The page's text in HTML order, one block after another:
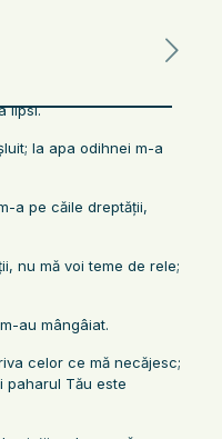
lipsi.
la apa odihnei m-a
a pe căile dreptăţii,
nu mă voi teme de rele;
au mângâiat.
celor ce mă necăjesc;
paharul Tău este